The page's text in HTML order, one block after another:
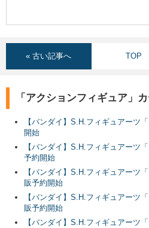
« 古い記事へ TOP
「アクションフィギュア」
【バンダイ】S.H.フィギュアーツ
開始
【バンダイ】S.H.フィギュアーツ
予約開始
【バンダイ】S.H.フィギュアーツ
販予約開始
【バンダイ】S.H.フィギュアーツ
販予約開始
【バンダイ】S.H.フィギュアーツ